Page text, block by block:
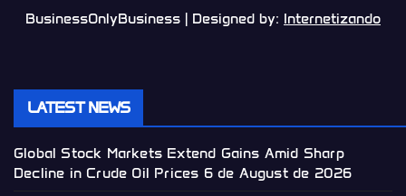
BusinessOnlyBusiness | Designed by: Internetizando
LATEST NEWS
Global Stock Markets Extend Gains Amid Sharp
Decline in Crude Oil Prices 6 de August de 2026